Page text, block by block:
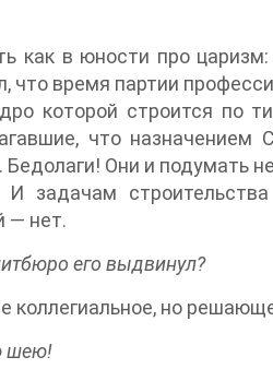
как в юности про
что время партии
которой строится по
что
Они и подумать
И задачам
— нет.
его выдвинул?
коллегиальное, но
шею!